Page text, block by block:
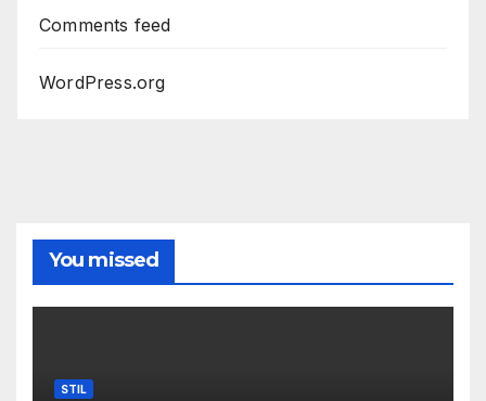
Comments feed
WordPress.org
You missed
STIL